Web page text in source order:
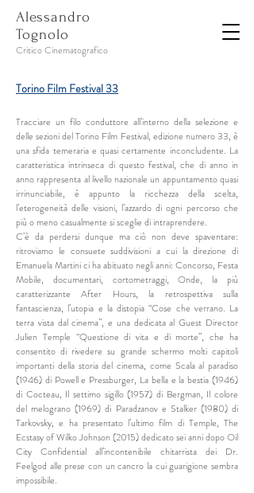
Alessandro
Tognolo
Critico Cinematografico
Torino Film Festival 33
Tracciare un filo conduttore all’interno della selezione e
delle sezioni del Torino Film Festival, edizione numero 33, è
una sfida temeraria e quasi certamente inconcludente. La
caratteristica intrinseca di questo festival, che di anno in
anno rappresenta al livello nazionale un appuntamento quasi
irrinunciabile, è appunto la ricchezza della scelta,
l’eterogeneità delle visioni, l’azzardo di ogni percorso che
più o meno casualmente si sceglie di intraprendere.
C’è da perdersi dunque ma ciò non deve spaventare:
ritroviamo le consuete suddivisioni a cui la direzione di
Emanuela Martini ci ha abituato negli anni: Concorso, Festa
Mobile, documentari, cortometraggi, Onde, la più
caratterizzante After Hours, la retrospettiva sulla
fantascienza, l’utopia e la distopia “Cose che verrano. La
terra vista dal cinema”, e una dedicata al Guest Director
Julien Temple “Questione di vita e di morte”, che ha
consentito di rivedere su grande schermo molti capitoli
importanti della storia del cinema, come Scala al paradiso
(1946) di Powell e Pressburger, La bella e la bestia (1946)
di Cocteau, Il settimo sigillo (1957) di Bergman, Il colore
del melograno (1969) di Paradzanov e Stalker (1980) di
Tarkovsky, e ha presentato l’ultimo film di Temple, The
Ecstasy of Wilko Johnson (2015) dedicato sei anni dopo Oil
City Confidential all’incontenibile chitarrista dei Dr.
Feelgod alle prese con un cancro la cui guarigione sembra
impossibile.